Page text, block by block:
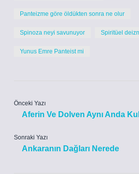
Panteizme göre öldükten sonra ne olur
Spinoza neyi savunuyor Spiritüel
Yunus Emre Panteist mi
Önceki Yazı
Aferin Ve Dolven Aynı Anda
Sonraki Yazı
Ankaranın Dağları Nerede